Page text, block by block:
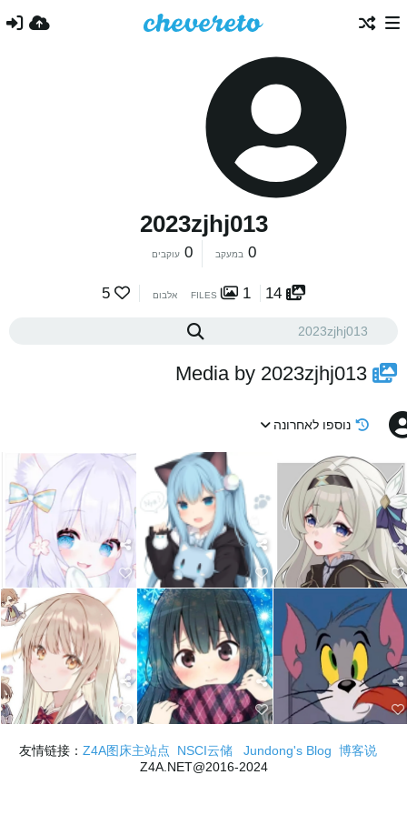
2023zjhj013
0 במעקב 0 עוקבים
14
FILES 1 אלבום 5
Media by 2023zjhj013
נוספו לאחרונה
Z4A图床主站点 NSCI云储 Jundong's Blog 博客说
2016-2024@Z4A.NET